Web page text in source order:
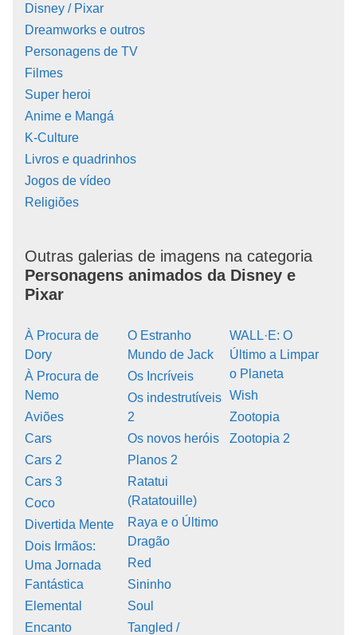
Disney / Pixar
Dreamworks e outros
Personagens de TV
Filmes
Super heroi
Anime e Mangá
K-Culture
Livros e quadrinhos
Jogos de vídeo
Religiões
Outras galerias de imagens na categoria
Personagens animados da Disney e
Pixar
À Procura de
Dory
À Procura de
Nemo
Aviões
Cars
Cars 2
Cars 3
Coco
Divertida Mente
Dois Irmãos:
Uma Jornada
Fantástica
Elemental
Encanto
O Estranho
Mundo de Jack
Os Incríveis
Os indestrutíveis
2
Os novos heróis
Planos 2
Ratatui
(Ratatouille)
Raya e o Último
Dragão
Red
Sininho
Soul
Tangled /
WALL·E: O
Último a Limpar
o Planeta
Wish
Zootopia
Zootopia 2